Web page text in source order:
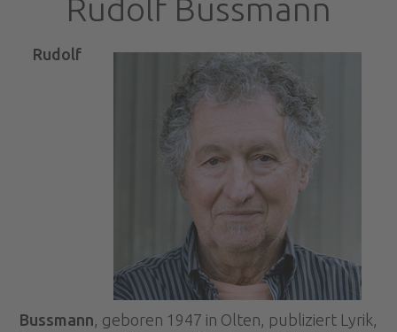
Rudolf Bussmann
Rudolf
Bussmann, geboren 1947 in Olten, publiziert Lyrik,